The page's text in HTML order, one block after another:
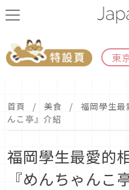
東
首頁 美食
福岡學生最
んこ亭』介紹
福岡學生最愛的
『めんちゃんこ